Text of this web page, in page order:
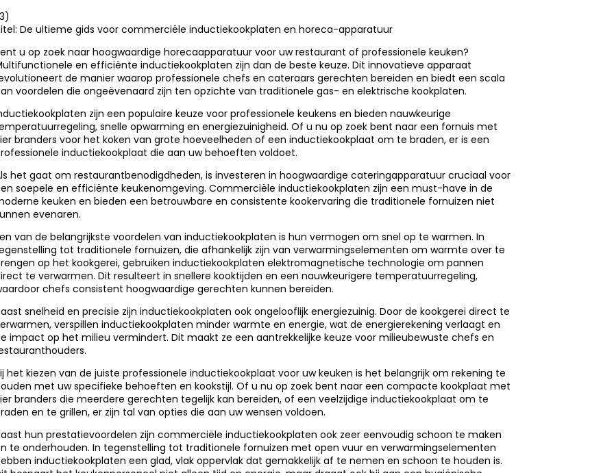
De ultieme gids voor commerciële inductiekookplaten en horeca-apparatuur
u op zoek naar hoogwaardige horecaapparatuur voor uw restaurant of professionele keuken?
en efficiënte inductiekookplaten zijn dan de beste keuze. Dit innovatieve apparaat
de manier waarop professionele chefs en cateraars gerechten bereiden en biedt een scala
voordelen die ongeëvenaard zijn ten opzichte van traditionele gas- en elektrische kookplaten.
zijn een populaire keuze voor professionele keukens en bieden nauwkeurige
snelle opwarming en energiezuinigheid. Of u nu op zoek bent naar een fornuis met
branders voor het koken van grote hoeveelheden of een inductiekookplaat om te braden, er is een
inductiekookplaat die aan uw behoeften voldoet.
het gaat om restaurantbenodigdheden, is investeren in hoogwaardige cateringapparatuur cruciaal voor
soepele en efficiënte keukenomgeving. Commerciële inductiekookplaten zijn een must-have in de
keuken en bieden een betrouwbare en consistente kookervaring die traditionele fornuizen niet
evenaren.
van de belangrijkste voordelen van inductiekookplaten is hun vermogen om snel op te warmen. In
tot traditionele fornuizen, die afhankelijk zijn van verwarmingselementen om warmte over te
op het kookgerei, gebruiken inductiekookplaten elektromagnetische technologie om pannen
te verwarmen. Dit resulteert in snellere kooktijden en een nauwkeurigere temperatuurregeling,
chefs consistent hoogwaardige gerechten kunnen bereiden.
snelheid en precisie zijn inductiekookplaten ook ongelooflijk energiezuinig. Door de kookgerei direct te
verspillen inductiekookplaten minder warmte en energie, wat de energierekening verlaagt en
impact op het milieu vermindert. Dit maakt ze een aantrekkelijke keuze voor milieubewuste chefs en
het kiezen van de juiste professionele inductiekookplaat voor uw keuken is het belangrijk om rekening te
met uw specifieke behoeften en kookstijl. Of u nu op zoek bent naar een compacte kookplaat met
branders die meerdere gerechten tegelijk kan bereiden, of een veelzijdige inductiekookplaat om te
en te grillen, er zijn tal van opties die aan uw wensen voldoen.
hun prestatievoordelen zijn commerciële inductiekookplaten ook zeer eenvoudig schoon te maken
te onderhouden. In tegenstelling tot traditionele fornuizen met open vuur en verwarmingselementen
inductiekookplaten een glad, vlak oppervlak dat gemakkelijk af te nemen en schoon te houden is.